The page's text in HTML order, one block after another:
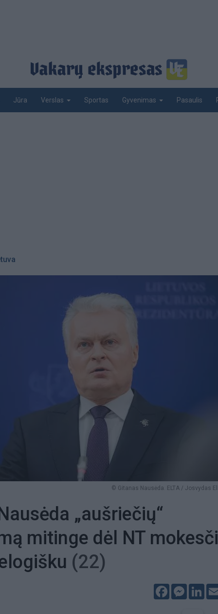
Jūra Verslas Sportas Gyvenimas Pasaulis
© Gitanas Nausėda. ELTA / Josvydas
„aušriečių“
mitinge dėl NT
(22)
Facebook